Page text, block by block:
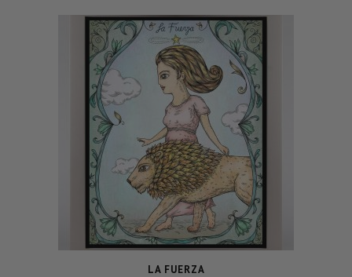
LA FUERZA